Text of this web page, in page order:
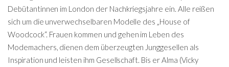
Debütantinnen im London der Nachkriegsjahre ein. Alle reißen
sich um die unverwechselbaren Modelle des „House of
Woodcock“. Frauen kommen und gehen im Leben des
Modemachers, dienen dem überzeugten Junggesellen als
Inspiration und leisten ihm Gesellschaft. Bis er Alma (Vicky